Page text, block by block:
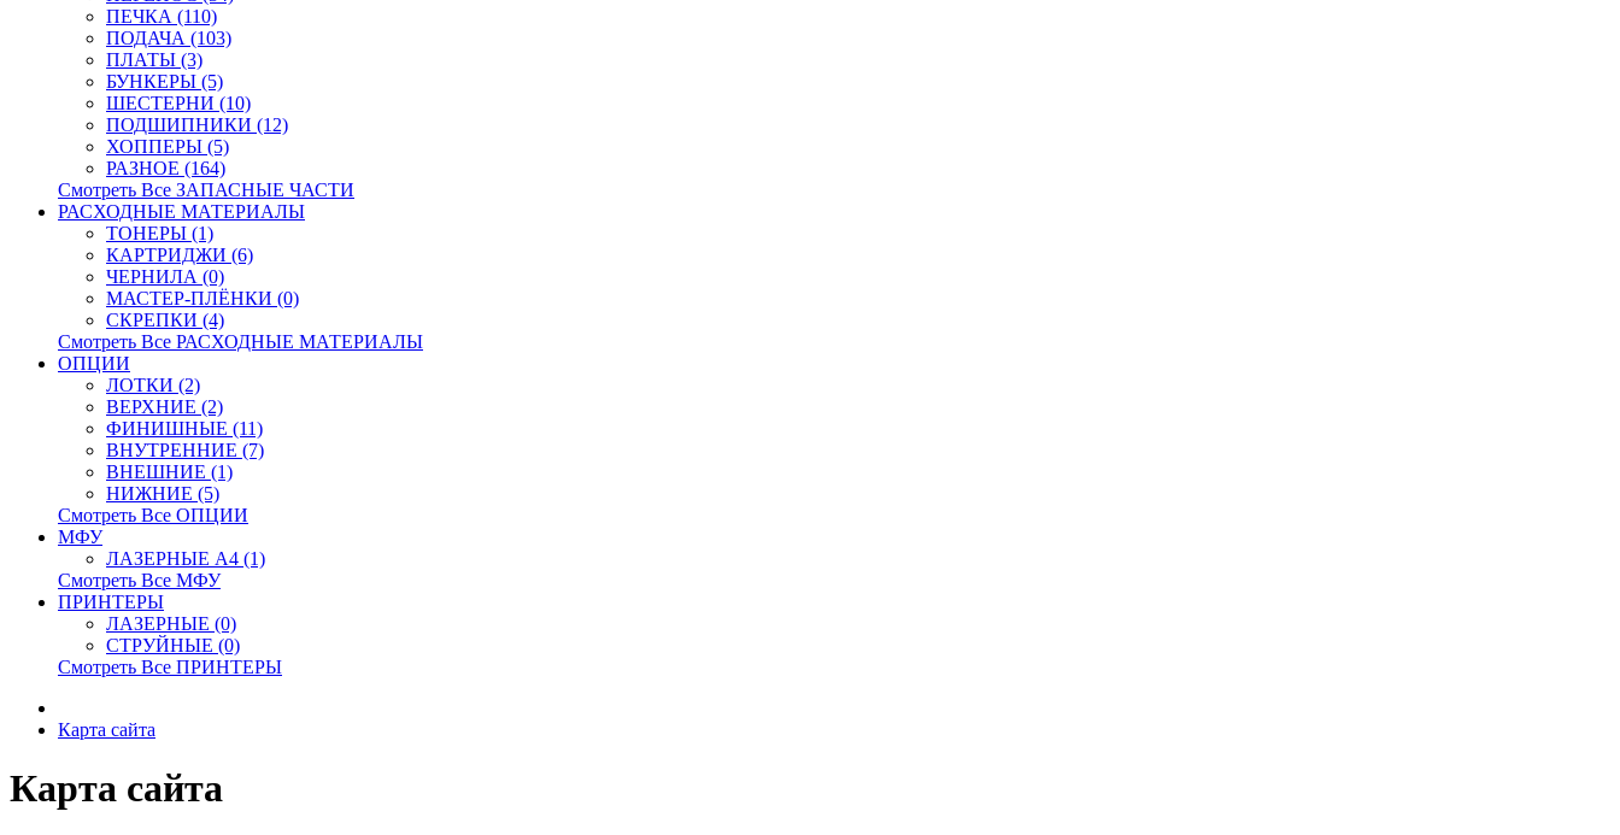
ПЕЧКА (110)
ПОДАЧА (103)
ПЛАТЫ (3)
БУНКЕРЫ (5)
ШЕСТЕРНИ (10)
ПОДШИПНИКИ (12)
ХОППЕРЫ (5)
РАЗНОЕ (164)
Смотреть Все ЗАПАСНЫЕ ЧАСТИ
РАСХОДНЫЕ МАТЕРИАЛЫ
ТОНЕРЫ (1)
КАРТРИДЖИ (6)
ЧЕРНИЛА (0)
МАСТЕР-ПЛЁНКИ (0)
СКРЕПКИ (4)
Смотреть Все РАСХОДНЫЕ МАТЕРИАЛЫ
ОПЦИИ
ЛОТКИ (2)
ВЕРХНИЕ (2)
ФИНИШНЫЕ (11)
ВНУТРЕННИЕ (7)
ВНЕШНИЕ (1)
НИЖНИЕ (5)
Смотреть Все ОПЦИИ
МФУ
ЛАЗЕРНЫЕ A4 (1)
Смотреть Все МФУ
ПРИНТЕРЫ
ЛАЗЕРНЫЕ (0)
СТРУЙНЫЕ (0)
Смотреть Все ПРИНТЕРЫ
Карта сайта
Карта сайта